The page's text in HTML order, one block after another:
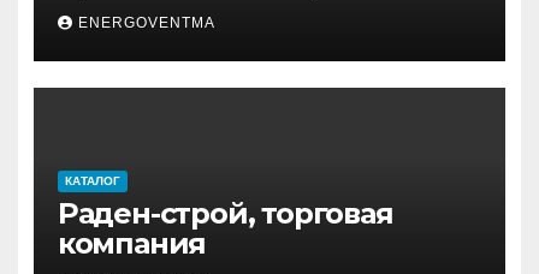
ENERGOVENTMA
КАТАЛОГ
Раден-строй, торговая
компания